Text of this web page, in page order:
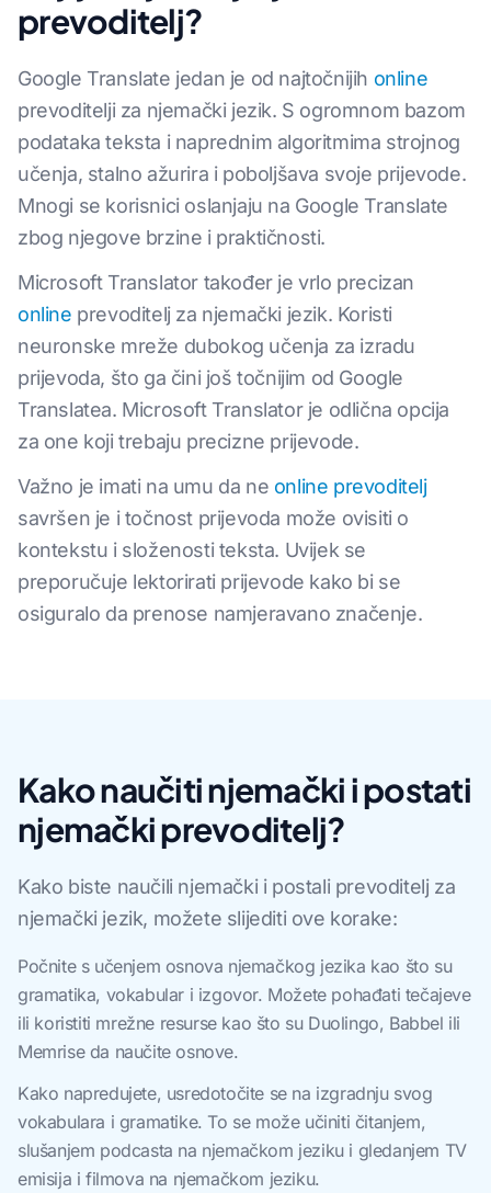
prevoditelj?
Google Translate jedan je od najtočnijih online
prevoditelji za njemački jezik. S ogromnom bazom
podataka teksta i naprednim algoritmima strojnog
učenja, stalno ažurira i poboljšava svoje prijevode.
Mnogi se korisnici oslanjaju na Google Translate
zbog njegove brzine i praktičnosti.
Microsoft Translator također je vrlo precizan
online prevoditelj za njemački jezik. Koristi
neuronske mreže dubokog učenja za izradu
prijevoda, što ga čini još točnijim od Google
Translatea. Microsoft Translator je odlična opcija
za one koji trebaju precizne prijevode.
Važno je imati na umu da ne online prevoditelj
savršen je i točnost prijevoda može ovisiti o
kontekstu i složenosti teksta. Uvijek se
preporučuje lektorirati prijevode kako bi se
osiguralo da prenose namjeravano značenje.
Kako naučiti njemački i postati
njemački prevoditelj?
Kako biste naučili njemački i postali prevoditelj za
njemački jezik, možete slijediti ove korake:
Počnite s učenjem osnova njemačkog jezika kao što su
gramatika, vokabular i izgovor. Možete pohađati tečajeve
ili koristiti mrežne resurse kao što su Duolingo, Babbel ili
Memrise da naučite osnove.
Kako napredujete, usredotočite se na izgradnju svog
vokabulara i gramatike. To se može učiniti čitanjem,
slušanjem podcasta na njemačkom jeziku i gledanjem TV
emisija i filmova na njemačkom jeziku.